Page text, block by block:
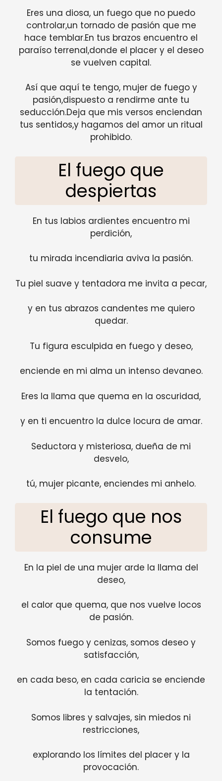
Eres una diosa, un fuego que no puedo
controlar,un tornado de pasión que me
hace temblar.En tus brazos encuentro el
paraíso terrenal,donde el placer y el deseo
se vuelven capital.
Así que aquí te tengo, mujer de fuego y
pasión,dispuesto a rendirme ante tu
seducción.Deja que mis versos enciendan
tus sentidos,y hagamos del amor un ritual
prohibido.
El fuego que
despiertas
En tus labios ardientes encuentro mi
perdición,
tu mirada incendiaria aviva la pasión.
Tu piel suave y tentadora me invita a pecar,
y en tus abrazos candentes me quiero
quedar.
Tu figura esculpida en fuego y deseo,
enciende en mi alma un intenso devaneo.
Eres la llama que quema en la oscuridad,
y en ti encuentro la dulce locura de amar.
Seductora y misteriosa, dueña de mi
desvelo,
tú, mujer picante, enciendes mi anhelo.
El fuego que nos
consume
En la piel de una mujer arde la llama del
deseo,
el calor que quema, que nos vuelve locos
de pasión.
Somos fuego y cenizas, somos deseo y
satisfacción,
en cada beso, en cada caricia se enciende
la tentación.
Somos libres y salvajes, sin miedos ni
restricciones,
explorando los límites del placer y la
provocación.